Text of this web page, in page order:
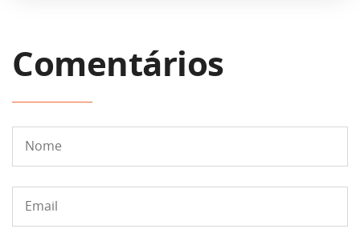
Comentários